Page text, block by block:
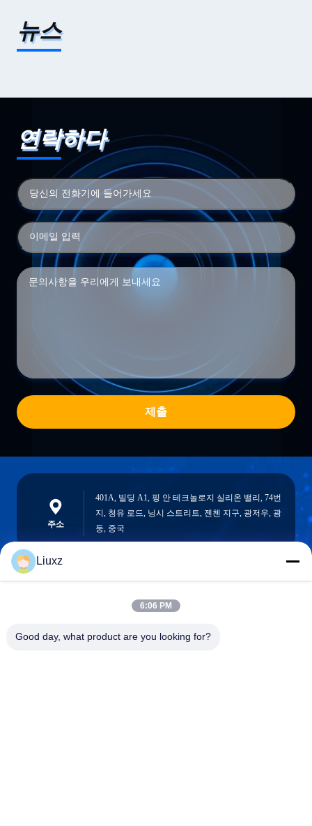
뉴스
연락하다
제출
주소
401A, 빌딩 A1, 핑 안 테크놀로지 실리온 밸리, 74번
지, 청유 로드, 닝시 스트리트, 젠첸 지구, 광저우, 광
둥, 중국
liuxz@wyatm.com
Liuxz
6:06 PM
Good day, what product are you looking for?